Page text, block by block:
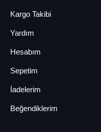
Kargo Takibi
Yardım
Hesabım
Sepetim
İadelerim
Beğendiklerim